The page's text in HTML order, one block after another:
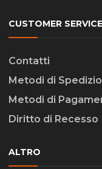
CUSTOMER SERVICE
Contatti
Metodi di
Metodi di
Diritto di Recesso
ALTRO